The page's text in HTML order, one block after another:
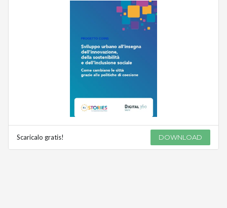
Scaricalo gratis! DOWNLOAD